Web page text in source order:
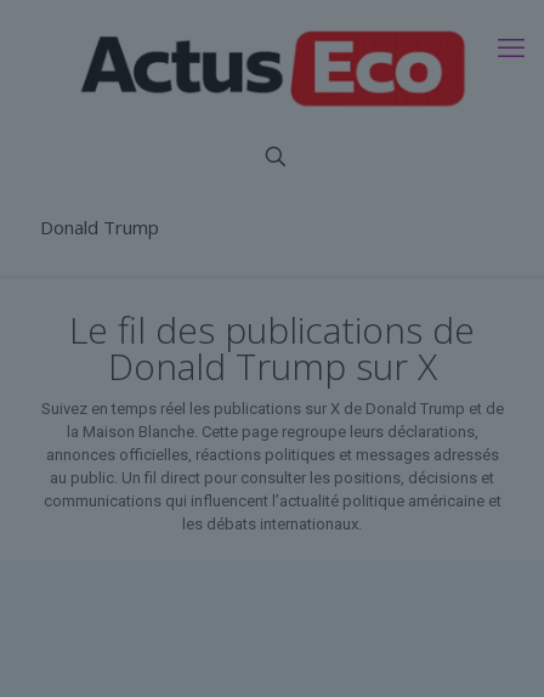
Donald Trump
Le fil des publications de
Donald Trump sur X
Suivez en temps réel les publications sur X de Donald Trump et de
la Maison Blanche. Cette page regroupe leurs déclarations,
annonces officielles, réactions politiques et messages adressés
au public. Un fil direct pour consulter les positions, décisions et
communications qui influencent l’actualité politique américaine et
les débats internationaux.